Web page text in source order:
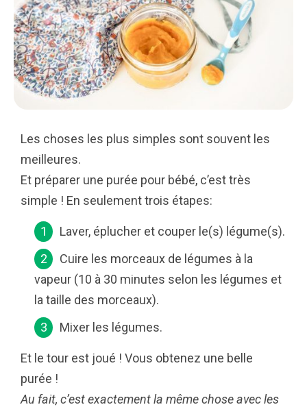
Les choses les plus simples sont souvent les
meilleures.
Et préparer une purée pour bébé, c’est très
simple ! En seulement trois étapes:
Laver, éplucher et couper le(s) légume(s).
Cuire les morceaux de légumes à la
vapeur (10 à 30 minutes selon les légumes et
la taille des morceaux).
Mixer les légumes.
Et le tour est joué ! Vous obtenez une belle
purée !
Au fait, c’est exactement la même chose avec les